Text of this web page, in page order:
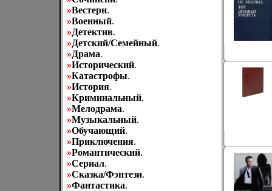
»Вестерн.
»Военный.
»Детектив.
»Детский/Семейный.
»Драма.
»Исторический.
»Катастрофы.
»История.
»Криминальный.
»Мелодрама.
»Музыкальный.
»Обучающий.
»Приключения.
»Романтический.
»Сериал.
»Сказка/Фэнтези.
»Фантастика.